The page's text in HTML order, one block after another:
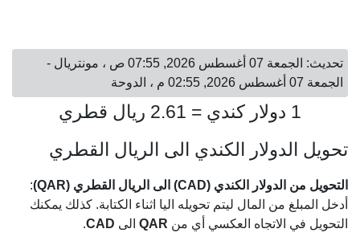
تحديث: الجمعة 07 أغسطس 2026, 07:55 ص ، مونتريال -
الجمعة 07 أغسطس 2026, 02:55 م ، الدوحة
1 دولار كندي = 2.61 ريال قطري
تحويل الدولار الكندي الى الريال القطري
التحويل من الدولار الكندي (CAD) الى الريال القطري (QAR)
:
أدخل المبلغ من المال ليتم تحويله اليا اثناء الكتابة. كذلك يمكنك
التحويل في الاتجاه العكسي أي من QAR الى CAD
.